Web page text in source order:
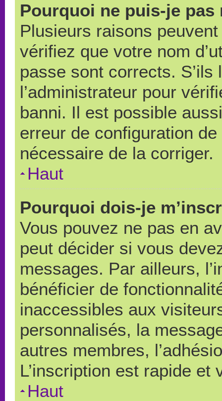
Pourquoi ne puis-je pas
Plusieurs raisons
vérifiez que votre nom
passe sont corrects.
l’administrateur pour
banni. Il est possible
erreur de configuration
nécessaire de la corriger.
Haut
Pourquoi dois-je
Vous pouvez ne pas en
peut décider si vous
messages. Par ailleurs,
bénéficier de
inaccessibles aux
personnalisés, la
autres membres,
L’inscription est rapide et
Haut